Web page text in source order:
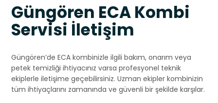
Güngören ECA Kombi
Servisi İletişim
Güngören’de ECA kombinizle ilgili bakım, onarım veya
petek temizliği ihtiyacınız varsa profesyonel teknik
ekiplerle iletişime geçebilirsiniz. Uzman ekipler kombinizin
tüm ihtiyaçlarını zamanında ve güvenli bir şekilde karşılar.